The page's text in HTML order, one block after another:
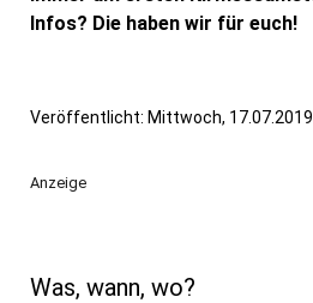
Infos? Die haben wir für euch!
Veröffentlicht: Mittwoch,
Anzeige
Was, wann, wo?